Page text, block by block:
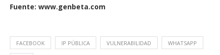
Fuente: www.genbeta.com
FACEBOOK IP PÚBLICA VULNERABILIDAD WHATSAPP